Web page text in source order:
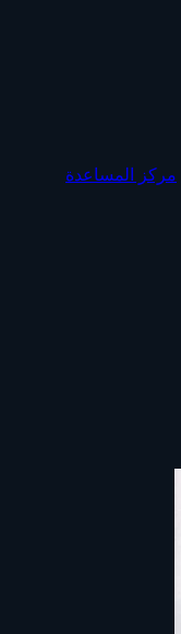
مركز المساعدة